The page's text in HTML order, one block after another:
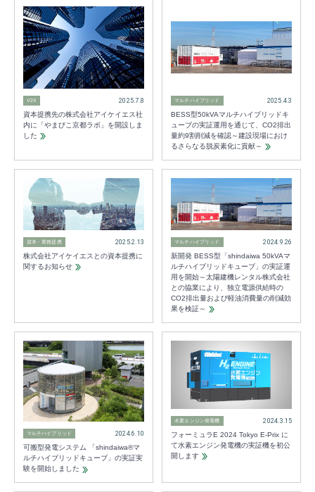
V2X 2025.7.8
資本提携先の株式会社アイケイエス社
内に「やまびこ京都ラボ」を開設しま
した
マルチハイブリッド 2025.4.3
BESS型50kVAマルチハイブリッドキ
ューブの実証運用を通じて、CO2排出
量約9割削減を確認～建設現場におけ
るさらなる脱炭素化に貢献～
資本・業務提携 2025.2.13
株式会社アイケイエスとの資本提携に
関するお知らせ
マルチハイブリッド 2024.9.26
新開発 BESS型「shindaiwa 50kVAマ
ルチハイブリッドキューブ」の実証運
用を開始～太陽建機レンタル株式会社
との協業により、独立電源供給時の
CO2排出量および軽油消費量の削減効
果を検証～
マルチハイブリッド 2024.6.10
可搬型発電システム 「shindaiwa®マ
ルチハイブリッドキューブ」の実証実
験を開始しました
水素エンジン発電機 2024.3.15
フォーミュラE 2024 Tokyo E-Prix に
て水素エンジン発電機の実証機を初公
開します